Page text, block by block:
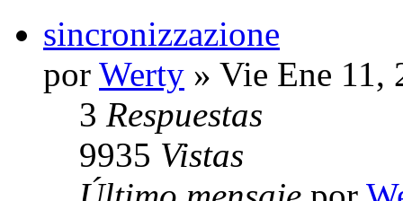
sincronizzazione
por Werty » Vie Ene 11,
3 Respuestas
9935 Vistas